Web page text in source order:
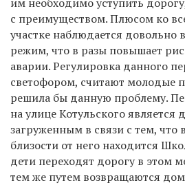
с преимуществом. Плюсом ко
участке наблюдается довольно
режим, что в разы повышает
аварии. Регулировка данного
светофором, считают молодые
решила бы данную проблему.
на улице Котульского является
загруженным в связи с тем, что
близости от него находится
дети переходят дорогу в этом
тем же путем возвращаются